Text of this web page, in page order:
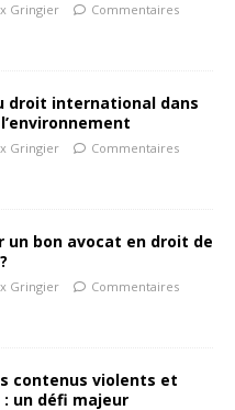
Gringier
Commentaires
droit international dans
Gringier
Commentaires
un bon avocat en droit de
Gringier
Commentaires
contenus violents et
un défi majeur